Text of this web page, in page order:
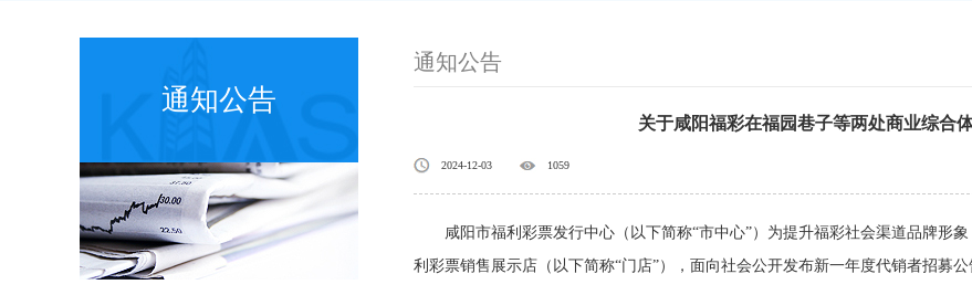
通知公告
通知公告
关于咸阳福彩在福园巷子等两处商业综合
2024-12-03 1059
咸阳市福利彩票发行中心（以下简称“市中心”）为提升福彩社会渠道品牌形
利彩票销售展示店（以下简称“门店”），面向社会公开发布新一年度代销者招募公